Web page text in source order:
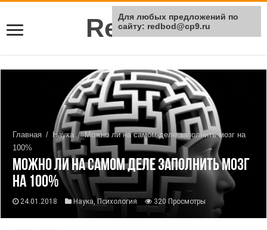
Rei Red
Главная / Наука / Можно ли на самом деле заполнить мозг на
100%
Можно ли на самом деле заполнить мозг
на 100%
24.01.2018 Наука,Психология 320 Просмотры
Для любых предложений по
сайту: redbod@cp9.ru